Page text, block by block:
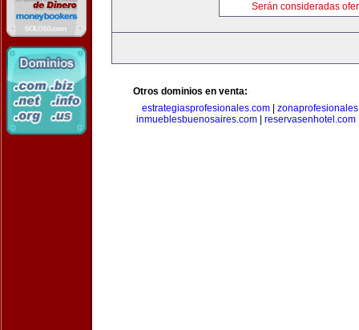
Serán consideradas
Otros dominios en venta:
estrategiasprofesionales.com
inmueblesbuenosaires.com| reservasenhotel.com